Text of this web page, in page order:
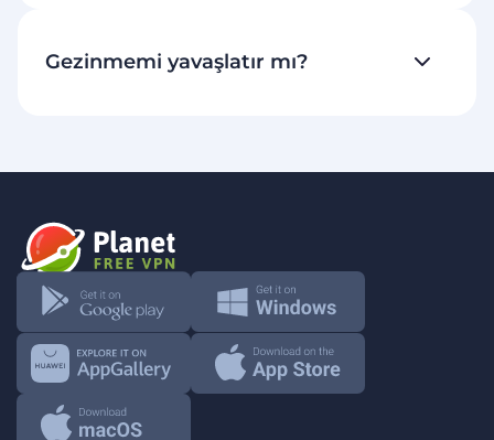
Gezinmemi yavaşlatır mı?